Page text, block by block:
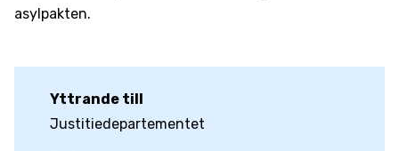
asylpakten.
Yttrande till
Justitiedepartementet